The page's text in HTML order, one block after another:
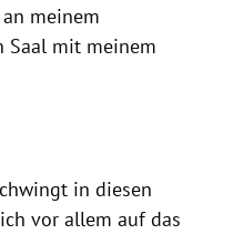
meinem
Saal mit meinem
in diesen
vor allem auf das